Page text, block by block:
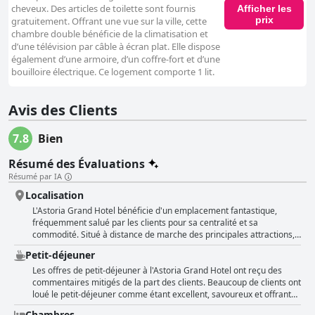
cheveux. Des articles de toilette sont fournis
gratuitement. Offrant une vue sur la ville, cette
chambre double bénéficie de la climatisation et
d’une télévision par câble à écran plat. Elle dispose
également d’une armoire, d’un coffre-fort et d’une
bouilloire électrique. Ce logement comporte 1 lit.
Afficher les
prix
Avis des Clients
7.8
Bien
Résumé des Évaluations
Résumé par IA
Localisation
L'Astoria Grand Hotel bénéficie d'un emplacement fantastique,
fréquemment salué par les clients pour sa centralité et sa
commodité. Situé à distance de marche des principales attractions,
avec le boulevard Vitosha à seulement dix minutes à pied, l'hôtel
place les visiteurs en plein cœur de la ville. Cet établissement
luxueux offre des vues imprenables, en particulier depuis les
chambres du 18e étage, et est suffisamment proche du centre pour
être accessible tout en étant situé dans un quartier calme, ce qui
renforce son attrait pour les familles et ceux qui recherchent la
Petit-déjeuner
Les offres de petit-déjeuner à l'Astoria Grand Hotel ont reçu des
commentaires mitigés de la part des clients. Beaucoup de clients ont
loué le petit-déjeuner comme étant excellent, savoureux et offrant
une bonne variété, certains notant même la gentillesse du